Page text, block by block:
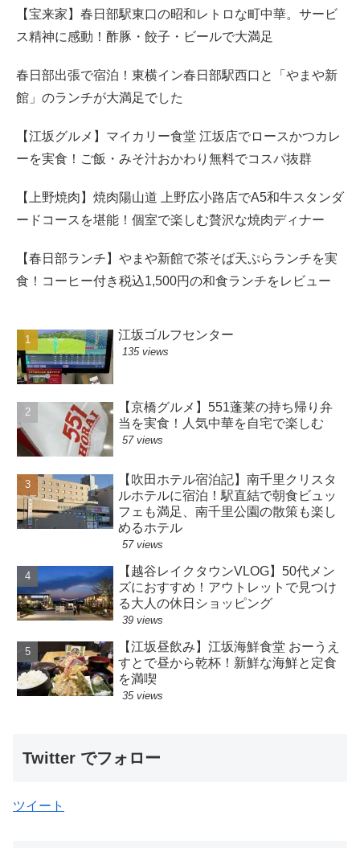
【宝来家】春日部駅東口の昭和レトロな町中華。サービ
ス精神に感動！酢豚・餃子・ビールで大満足
春日部出張で宿泊！東横イン春日部駅西口と「やまや新
館」のランチが大満足でした
【江坂グルメ】マイカリー食堂 江坂店でロースかつカレ
ーを実食！ご飯・みそ汁おかわり無料でコスパ抜群
【上野焼肉】焼肉陽山道 上野広小路店でA5和牛スタンダ
ードコースを堪能！個室で楽しむ贅沢な焼肉ディナー
【春日部ランチ】やまや新館で茶そば天ぷらランチを実
食！コーヒー付き税込1,500円の和食ランチをレビュー
江坂ゴルフセンター
135 views
【京橋グルメ】551蓬莱の持ち帰り弁
当を実食！人気中華を自宅で楽しむ
57 views
【吹田ホテル宿泊記】南千里クリスタ
ルホテルに宿泊！駅直結で朝食ビュッ
フェも満足、南千里公園の散策も楽し
めるホテル
57 views
【越谷レイクタウンVLOG】50代メン
ズにおすすめ！アウトレットで見つけ
る大人の休日ショッピング
39 views
【江坂昼飲み】江坂海鮮食堂 おーうえ
すとで昼から乾杯！新鮮な海鮮と定食
を満喫
35 views
Twitter でフォロー
ツイート